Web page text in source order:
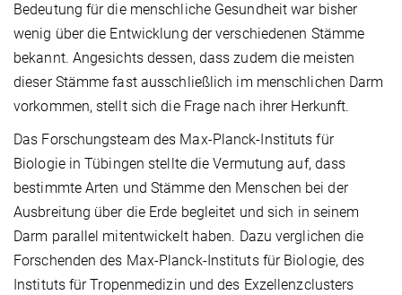
Bedeutung für die menschliche Gesundheit war bisher
wenig über die Entwicklung der verschiedenen Stämme
bekannt. Angesichts dessen, dass zudem die meisten
dieser Stämme fast ausschließlich im menschlichen Darm
vorkommen, stellt sich die Frage nach ihrer Herkunft.
Das Forschungsteam des Max-Planck-Instituts für
Biologie in Tübingen stellte die Vermutung auf, dass
bestimmte Arten und Stämme den Menschen bei der
Ausbreitung über die Erde begleitet und sich in seinem
Darm parallel mitentwickelt haben. Dazu verglichen die
Forschenden des Max-Planck-Instituts für Biologie, des
Instituts für Tropenmedizin und des Exzellenzclusters